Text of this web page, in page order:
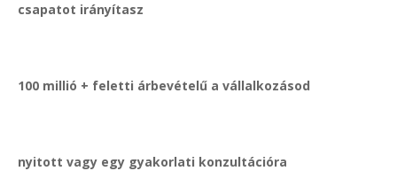
csapatot irányítasz
100 millió + feletti árbevételű a vállalkozásod
nyitott vagy egy gyakorlati konzultációra